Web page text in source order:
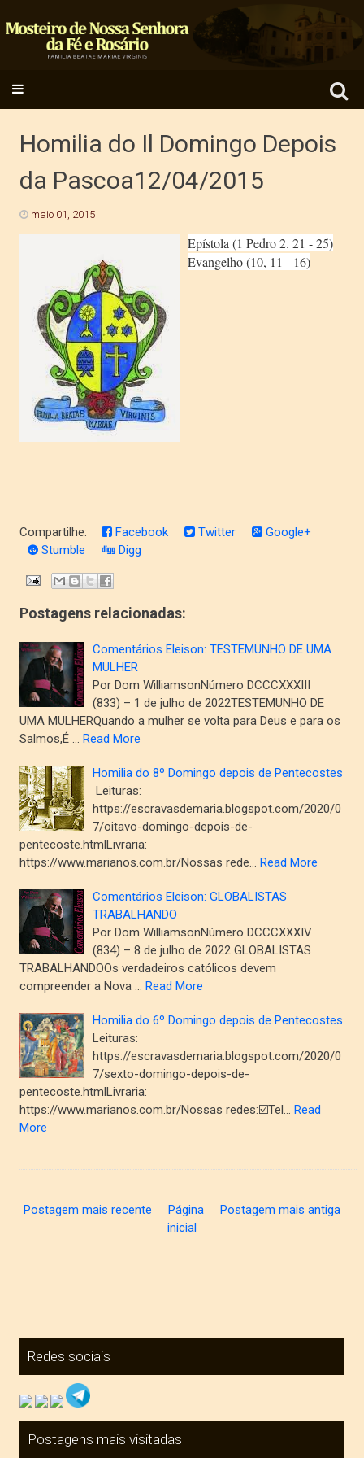
Search
for:
SKIP TO CONTENT
Homilia do Il Domingo Depois
da Pascoa12/04/2015
maio 01, 2015
Epístola (1 Pedro 2. 21 - 25)
Evangelho (10, 11 - 16)
Compartilhe: Facebook Twitter
Google+
Stumble
Digg
Postagens relacionadas:
Comentários Eleison: TESTEMUNHO DE UMA
MULHER
Por Dom WilliamsonNúmero DCCCXXXIII
(833) – 1 de julho de 2022TESTEMUNHO DE
UMA MULHERQuando a mulher se volta para Deus e para os
Salmos,É … Read More
Homilia do 8º Domingo depois de Pentecostes
Leituras:
https://escravasdemaria.blogspot.com/2020/0
7/oitavo-domingo-depois-de-
pentecoste.htmlLivraria:
https://www.marianos.com.br/Nossas rede… Read More
Comentários Eleison: GLOBALISTAS
TRABALHANDO
Por Dom WilliamsonNúmero DCCCXXXIV
(834) – 8 de julho de 2022 GLOBALISTAS
TRABALHANDOOs verdadeiros católicos devem
compreender a Nova … Read More
Homilia do 6º Domingo depois de Pentecostes
Leituras:
https://escravasdemaria.blogspot.com/2020/0
7/sexto-domingo-depois-de-
pentecoste.htmlLivraria:
https://www.marianos.com.br/Nossas redes:☑️Tel… Read
More
Postagem mais recente Postagem mais antiga
Página
inicial
Redes sociais
Postagens mais visitadas